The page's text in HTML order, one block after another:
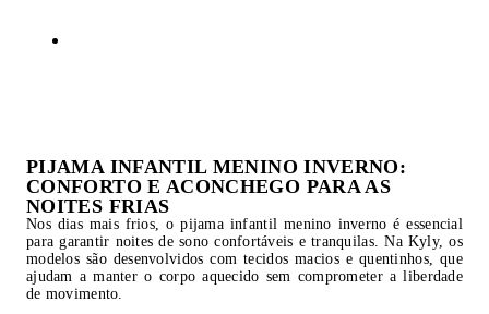
PIJAMA INFANTIL MENINO INVERNO:
CONFORTO E ACONCHEGO PARA AS
NOITES FRIAS
Nos dias mais frios, o pijama infantil menino inverno é essencial
para garantir noites de sono confortáveis e tranquilas. Na Kyly, os
modelos são desenvolvidos com tecidos macios e quentinhos, que
ajudam a manter o corpo aquecido sem comprometer a liberdade
de movimento.